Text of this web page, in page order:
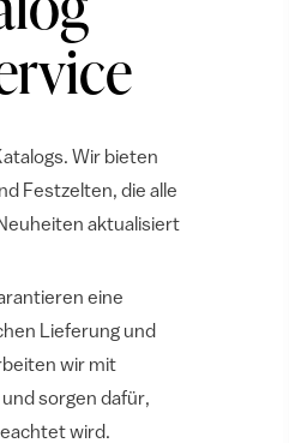
Wir bieten
Festzelten, die alle
aktualisiert
eine
Lieferung und
wir mit
sorgen dafür,
wird.